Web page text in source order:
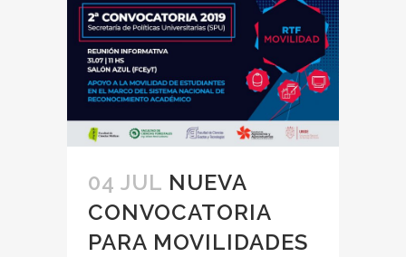
04 JUL NUEVA
CONVOCATORIA
PARA MOVILIDADES